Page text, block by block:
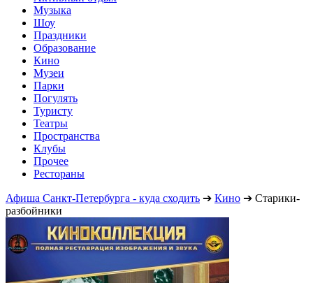
Музыка
Шоу
Праздники
Образование
Кино
Музеи
Парки
Погулять
Туристу
Театры
Пространства
Клубы
Прочее
Рестораны
Афиша Санкт-Петербурга - куда сходить ➔ Кино ➔ Старики-
разбойники